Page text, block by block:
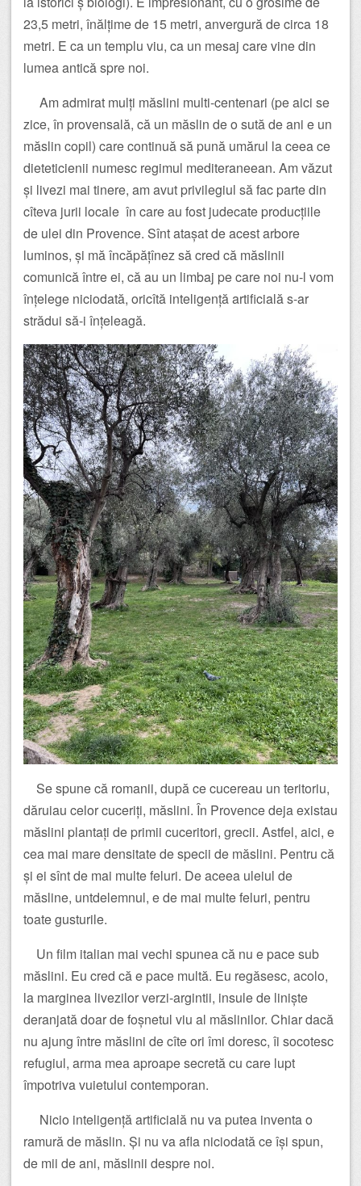
23,5 metri, înălțime de 15 metri, anvergură de circa 18
metri. E ca un templu viu, ca un mesaj care vine din
lumea antică spre noi.
Am admirat mulți măslini multi-centenari (pe aici se
zice, în provensală, că un măslin de o sută de ani e un
măslin copil) care continuă să pună umărul la ceea ce
dieteticienii numesc regimul mediteraneean. Am văzut
și livezi mai tinere, am avut privilegiul să fac parte din
cîteva jurii locale în care au fost judecate producțiile
de ulei din Provence. Sînt atașat de acest arbore
luminos, și mă încăpățînez să cred că măslinii
comunică între ei, că au un limbaj pe care noi nu-l vom
înțelege niciodată, oricîtă inteligență artificială s-ar
strădui să-i înțeleagă.
Se spune că romanii, după ce cucereau un teritoriu,
dăruiau celor cuceriți, măslini. În Provence deja existau
măslini plantați de primii cuceritori, grecii. Astfel, aici, e
cea mai mare densitate de specii de măslini. Pentru că
și ei sînt de mai multe feluri. De aceea uleiul de
măsline, untdelemnul, e de mai multe feluri, pentru
toate gusturile.
Un film italian mai vechi spunea că nu e pace sub
măslini. Eu cred că e pace multă. Eu regăsesc, acolo,
la marginea livezilor verzi-argintii, insule de liniște
deranjată doar de foșnetul viu al măslinilor. Chiar dacă
nu ajung între măslini de cîte ori îmi doresc, îi socotesc
refugiul, arma mea aproape secretă cu care lupt
împotriva vuietului contemporan.
Nicio inteligență artificială nu va putea inventa o
ramură de măslin. Și nu va afla niciodată ce își spun,
de mii de ani, măslinii despre noi.